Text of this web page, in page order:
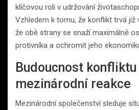
klíčovou roli v udržování
Vzhledem k tomu, že konflikt trvá již
že obě strany se snaží maximálně
protivníka a ochromit jeho
Budoucnost konfliktu
mezinárodní reakce
Mezinárodní společenství sleduje